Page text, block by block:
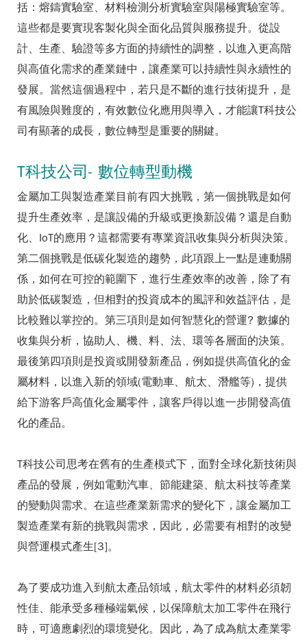
括：熔鑄實驗室、材料檢測分析實驗室與陽極實驗室等。
這些都是要實現客製化與全面化品質與服務提升。從設
計、生產、驗證等多方面的持續性的調整，以進入更高階
與高值化需求的產業鏈中，讓產業可以持續性與永續性的
發展。當然這個過程中，若只是不斷的進行技術提升，是
有風險與難度的，有效數位化應用與導入，才能讓T科技公
司有顯著的成長，數位轉型是重要的關鍵。
T科技公司- 數位轉型動機
金屬加工與製造產業目前有四大挑戰，第一個挑戰是如何
提升生產效率，是讓設備的升級或更換新設備？還是自動
化、IoT的應用？這都需要有專業資訊收集與分析與決策。
第二個挑戰是低碳化製造的趨勢，此項跟上一點是連動關
係，如何在可控的範圍下，進行生產效率的改善，除了有
助於低碳製造，但相對的投資成本的風評和效益評估，是
比較難以掌控的。第三項則是如何智慧化的營運? 數據的
收集與分析，協助人、機、料、法、環等各層面的決策。
最後第四項則是投資或開發新產品，例如提供高值化的金
屬材料，以進入新的領域(電動車、航太、潛艦等)，提供
給下游客戶高值化金屬零件，讓客戶得以進一步開發高值
化的產品。
T科技公司思考在舊有的生產模式下，面對全球化新技術與
產品的發展，例如電動汽車、節能建築、航太科技等產業
的變動與需求。在這些產業新需求的變化下，讓金屬加工
製造產業有新的挑戰與需求，因此，必需要有相對的改變
與營運模式產生[3]。
為了要成功進入到航太產品領域，航太零件的材料必須韌
性佳、能承受多種極端氣候，以保障航太加工零件在飛行
時，可適應劇烈的環境變化。因此，為了成為航太產業零